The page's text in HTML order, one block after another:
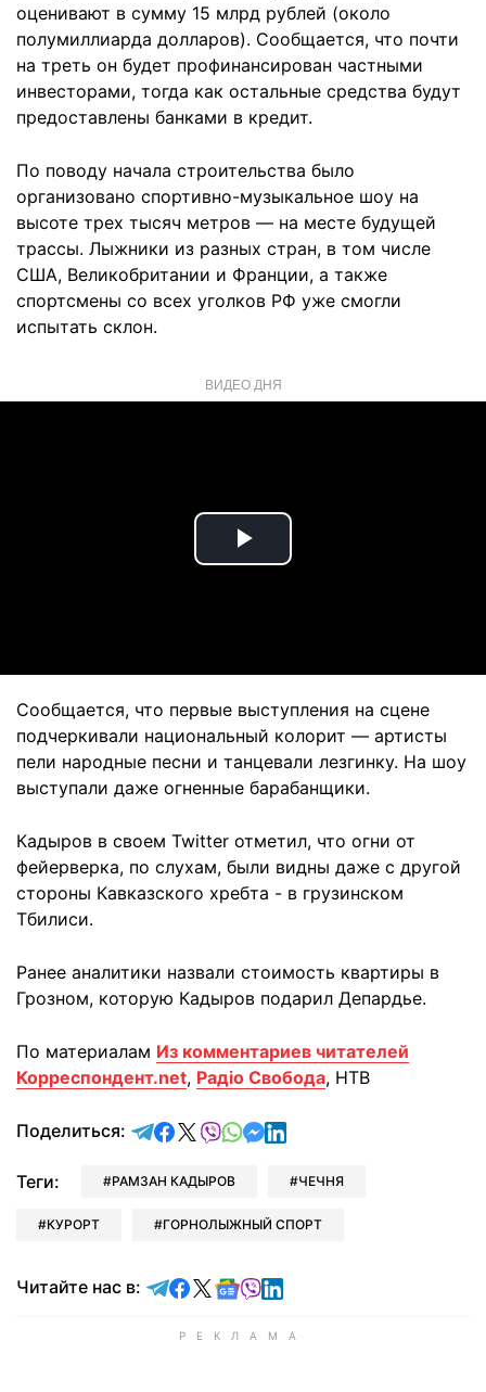
оценивают в сумму 15 млрд рублей (около
полумиллиарда долларов). Сообщается, что почти
на треть он будет профинансирован частными
инвесторами, тогда как остальные средства будут
предоставлены банками в кредит.
По поводу начала строительства было
организовано спортивно-музыкальное шоу на
высоте трех тысяч метров — на месте будущей
трассы. Лыжники из разных стран, в том числе
США, Великобритании и Франции, а также
спортсмены со всех уголков РФ уже смогли
испытать склон.
ВИДЕО ДНЯ
Play
Сообщается, что первые выступления на сцене
подчеркивали национальный колорит — артисты
пели народные песни и танцевали лезгинку. На шоу
выступали даже огненные барабанщики.
Кадыров в своем Twitter отметил, что огни от
фейерверка, по слухам, были видны даже с другой
стороны Кавказского хребта - в грузинском
Тбилиси.
Ранее аналитики назвали стоимость квартиры в
Грозном, которую Кадыров подарил Депардье.
По материалам Из комментариев читателей
Корреспондент.net, Радіо Свобода, НТВ
Поделиться: отправить в Telegram
поделиться в Facebook
поделиться в X
отправить в Viber
отправить в Whatsapp
отправить в Messenger
отправить в LinkedIn
Теги: РАМЗАН КАДЫРОВ ЧЕЧНЯ
КУРОРТ ГОРНОЛЫЖНЫЙ СПОРТ
Читайте нас в: Читайте в Telegram
Читайте в Facebook
Читайте в X
Читайте в Google news
Читайте в Viber
Читайте в LinkedIn